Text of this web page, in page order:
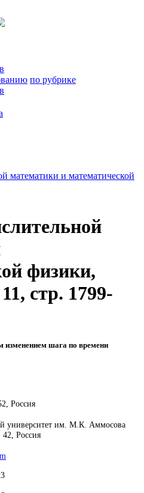
по рубрике
математики и математической
физики,
стр. 1799-
изменением шага по времени
Россия
университет им. М.К. Аммосова
42, Россия